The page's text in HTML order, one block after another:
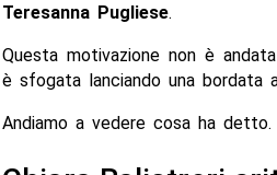
Teresanna Pugliese.
Questa motivazione non è
è sfogata lanciando una bordata
Andiamo a vedere cosa ha detto.